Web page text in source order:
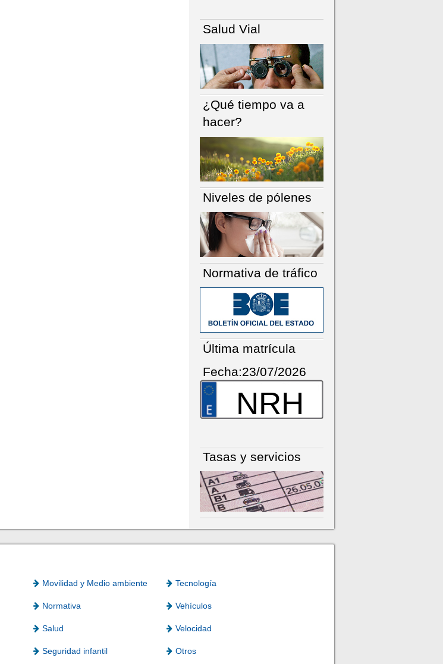
Salud Vial
¿Qué tiempo va a
hacer?
Niveles de pólenes
Normativa de tráfico
Última matrícula
Fecha:23/07/2026
NRH
Tasas y servicios
Movilidad y Medio ambiente Tecnología
Normativa Vehículos
Salud Velocidad
Seguridad infantil Otros